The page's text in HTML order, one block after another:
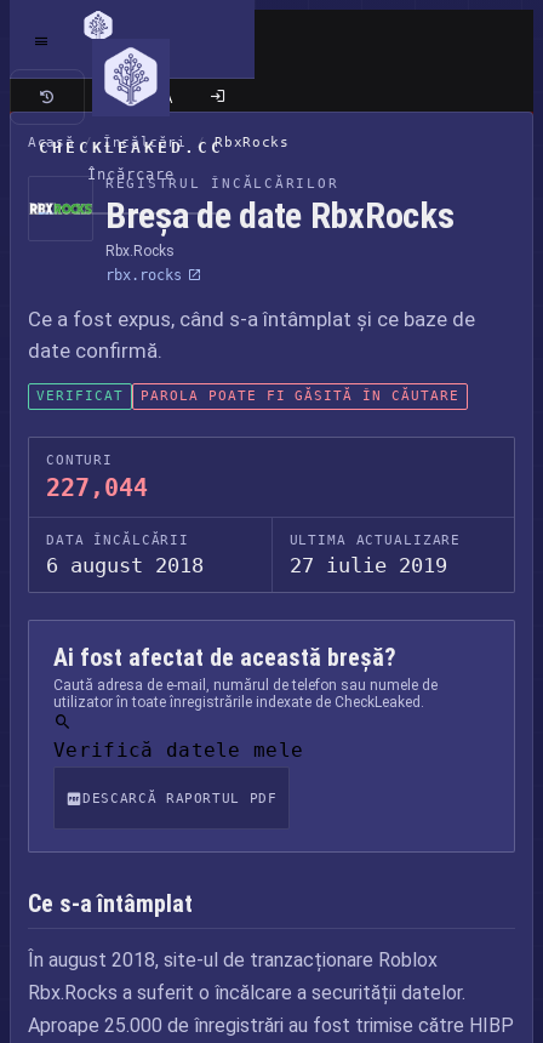
CHECKLEAKED.CC
Încărcare
Site clasic
Acasă / Încălcări / RbxRocks
REGISTRUL ÎNCĂLCĂRILOR
Breșa de date RbxRocks
Rbx.Rocks
rbx.rocks
Ce a fost expus, când s-a întâmplat și ce baze de
date confirmă.
VERIFICAT PAROLA POATE FI GĂSITĂ ÎN CĂUTARE
CONTURI
227,044
DATA ÎNCĂLCĂRII
6 august 2018
ULTIMA ACTUALIZARE
27 iulie 2019
Ai fost afectat de această breșă?
Caută adresa de e-mail, numărul de telefon sau numele de
utilizator în toate înregistrările indexate de CheckLeaked.
Verifică datele mele
DESCARCĂ RAPORTUL PDF
Ce s-a întâmplat
În august 2018, site-ul de tranzacționare Roblox
Rbx.Rocks a suferit o încălcare a securității datelor.
Aproape 25.000 de înregistrări au fost trimise către HIBP